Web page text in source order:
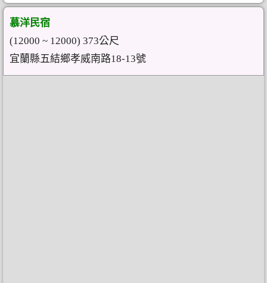
慕洋民宿
(12000 ~ 12000) 373公尺
宜蘭縣五結鄉孝威南路18-13號